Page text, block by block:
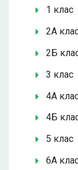
1 клас
2А
2Б
3 клас
4А
4Б
5 клас
6А